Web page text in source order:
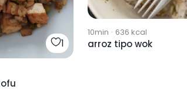
1
10min · 636 kcal
arroz tipo wok